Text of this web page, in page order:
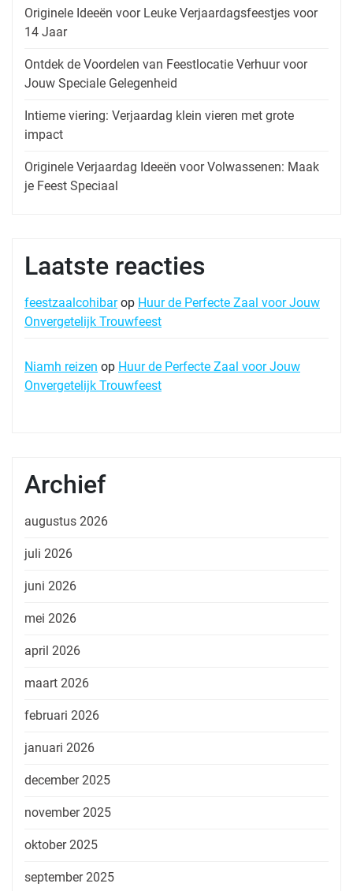
Originele Ideeën voor Leuke Verjaardagsfeestjes voor
14 Jaar
Ontdek de Voordelen van Feestlocatie Verhuur voor
Jouw Speciale Gelegenheid
Intieme viering: Verjaardag klein vieren met grote
impact
Originele Verjaardag Ideeën voor Volwassenen: Maak
je Feest Speciaal
Laatste reacties
feestzaalcohibarop Huur de Perfecte Zaal voor Jouw
Onvergetelijk Trouwfeest
Niamh reizen op Huur de Perfecte Zaal voor Jouw
Onvergetelijk Trouwfeest
Archief
augustus 2026
juli 2026
juni 2026
mei 2026
april 2026
maart 2026
februari 2026
januari 2026
december 2025
november 2025
oktober 2025
september 2025